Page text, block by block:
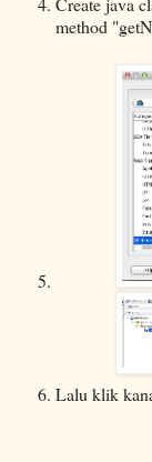
method
Lalu klik